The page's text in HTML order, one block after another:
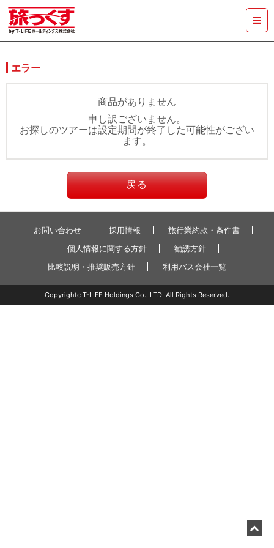
エラー
商品がありません
申し訳ございません。
お探しのツアーは設定期間が終了した可能性がござい
ます。
戻る
お問い合わせ 採用情報
旅行業約款・条件書
個人情報に関する方針
勧誘方針
比較説明・推奨販売方針
利用バス会社一覧
Copyrightc T-LIFE Holdings Co., LTD. All Rights Reserved.